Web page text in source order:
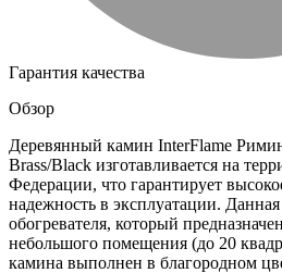
Гарантия качества
Обзор
Деревянный камин InterFlame
Brass/Black изготавливается на
Федерации, что гарантирует
надежность в эксплуатации.
обогревателя, который
небольшого помещения (до 20
камина выполнен в благородном